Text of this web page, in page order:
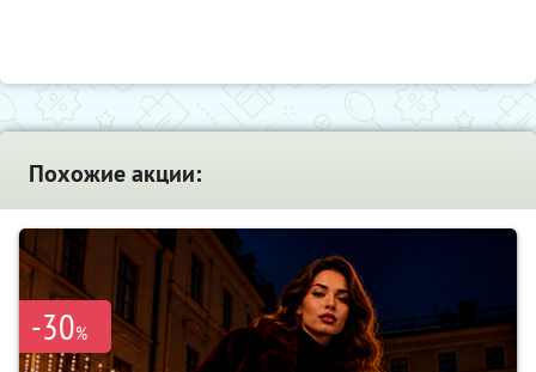
Похожие акции:
-30%